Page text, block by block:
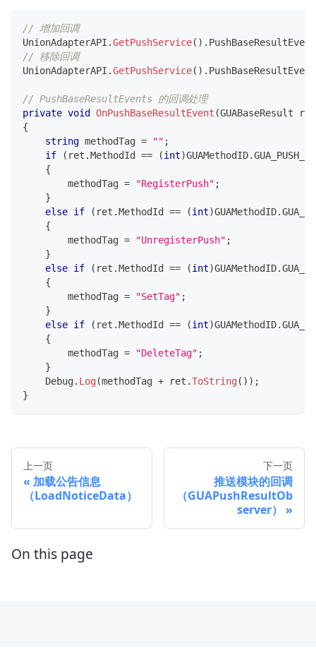
// 增加回调
UnionAdapterAPI .GetPushService( ) .
// 移除回调
UnionAdapterAPI .GetPushService( ) .
// PushBaseResultEvents 的回调处理
private void OnPushBaseResultEvent (GUABaseResult ret
{
string methodTag = "" ;
if
( ret .MethodId == (int)GUAMethodID.
{
        methodTag
= "RegisterPush" ;
}
else if ( ret .MethodId == (int)GUAMethodID.
{
        methodTag
= "UnregisterPush" ;
}
else if ( ret .MethodId == (int)GUAMethodID.
{
        methodTag
= "SetTag" ;
}
else if ( ret .MethodId == (int)GUAMethodID.
{
        methodTag
= "DeleteTag" ;
}
    Debug
. Log(methodTag + ret .ToString( ) ) ;
}
上一页
加载公告信息
（LoadNoticeData）
下一页
推送模块的回调
（GUAPushResultOb
server）